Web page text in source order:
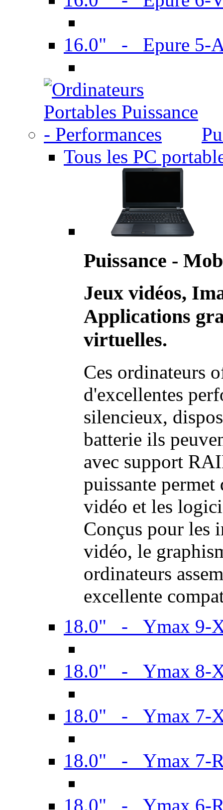
16.0" - Epure 5-
Tous les PC
Puissance -
Jeux vidéos,
Applications
virtuelles.
Ces ordinateurs
d'excellentes
silencieux,
batterie ils
avec support
puissante permet
vidéo et les
Conçus pour les
vidéo, le
ordinateurs
excellente
18.0" - Ymax 9-
18.0" - Ymax 8-
18.0" - Ymax 7-
18.0" - Ymax 7-
18.0" - Ymax 6-